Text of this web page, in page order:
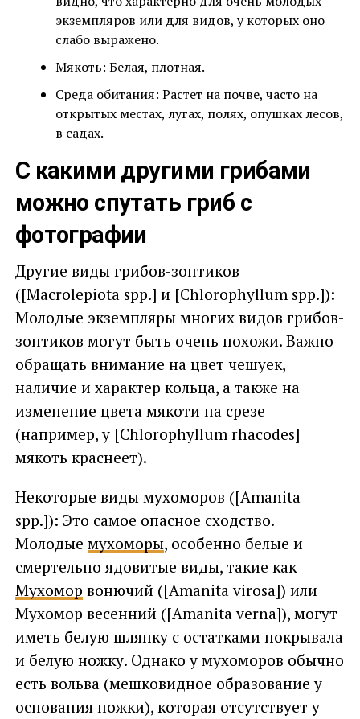
экземпляров или для видов, у которых оно
слабо выражено.
Мякоть: Белая, плотная.
Среда обитания: Растет на почве, часто на
открытых местах, лугах, полях, опушках лесов,
в садах.
С какими другими грибами
можно спутать гриб с
фотографии
Другие виды грибов-зонтиков
([Macrolepiota spp.] и [Chlorophyllum spp.]):
Молодые экземпляры многих видов грибов-
зонтиков могут быть очень похожи. Важно
обращать внимание на цвет чешуек,
наличие и характер кольца, а также на
изменение цвета мякоти на срезе
(например, у [Chlorophyllum rhacodes]
мякоть краснеет).
Некоторые виды мухоморов ([Amanita
spp.]): Это самое опасное сходство.
Молодые мухоморы, особенно белые и
смертельно ядовитые виды, такие как
Мухомор вонючий ([Amanita virosa]) или
Мухомор весенний ([Amanita verna]), могут
иметь белую шляпку с остатками покрывала
и белую ножку. Однако у мухоморов обычно
есть вольва (мешковидное образование у
основания ножки), которая отсутствует у